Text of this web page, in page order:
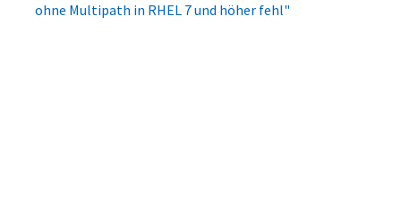
ohne Multipath in RHEL 7 und höher fehl"